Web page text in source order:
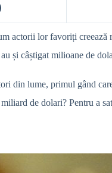
actorii lor favoriți
și câștigat milioane de
din lume, primul gând
de dolari? Pentru a